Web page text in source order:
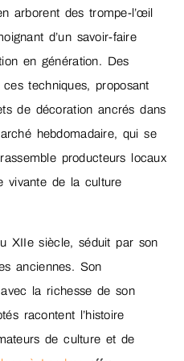
arborent des trompe-l’œil
d’un savoir-faire
en génération. Des
techniques, proposant
de décoration ancrés dans
hebdomadaire, qui se
producteurs locaux
vivante de la culture
XIIe siècle, séduit par son
anciennes. Son
la richesse de son
racontent l’histoire
de culture et de